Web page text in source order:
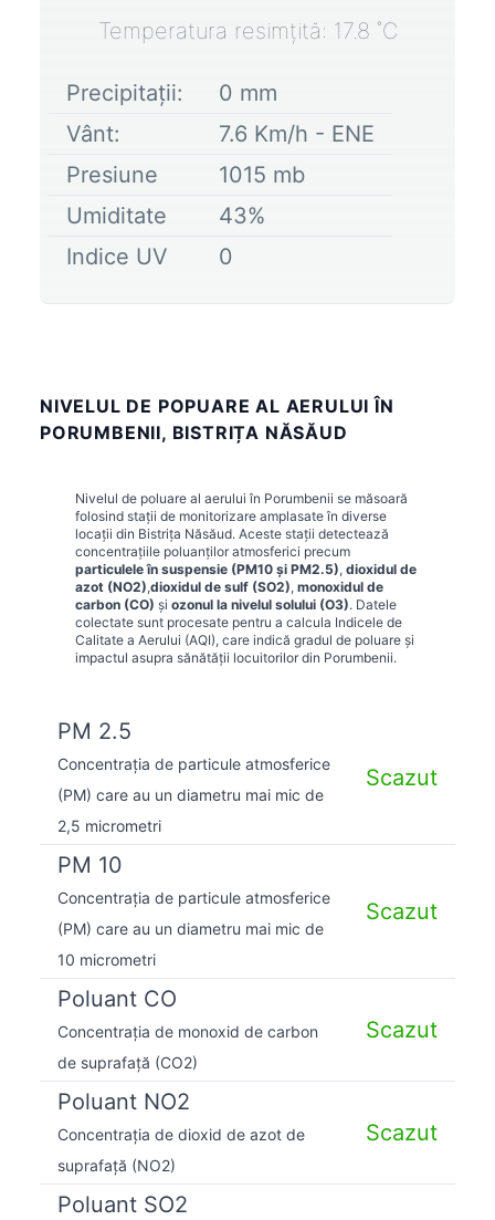
Temperatura resimțită: 17.8 ˚C
Precipitații: 0 mm
Vânt:
7.6 Km/h - ENE
Presiune
1015 mb
Umiditate
43%
Indice UV
0
NIVELUL DE POPUARE AL AERULUI ÎN
PORUMBENII, BISTRIȚA NĂSĂUD
Nivelul de poluare al aerului în Porumbenii se măsoară
folosind stații de monitorizare amplasate în diverse
locații din Bistrița Năsăud. Aceste stații detectează
concentrațiile poluanților atmosferici precum
particulele în suspensie (PM10 și PM2.5), dioxidul de
azot (NO2),dioxidul de sulf (SO2), monoxidul de
carbon (CO) și ozonul la nivelul solului (O3). Datele
colectate sunt procesate pentru a calcula Indicele de
Calitate a Aerului (AQI), care indică gradul de poluare și
impactul asupra sănătății locuitorilor din Porumbenii.
PM 2.5
Concentrația de particule atmosferice
(PM) care au un diametru mai mic de
2,5 micrometri
Scazut
PM 10
Concentrația de particule atmosferice
(PM) care au un diametru mai mic de
10 micrometri
Scazut
Poluant CO
Concentrația de monoxid de carbon
de suprafață (CO2)
Scazut
Poluant NO2
Concentrația de dioxid de azot de
suprafață (NO2)
Scazut
Poluant SO2